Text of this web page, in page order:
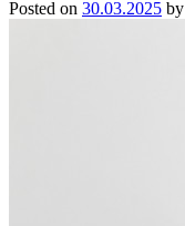
Posted on 30.03.2025 by